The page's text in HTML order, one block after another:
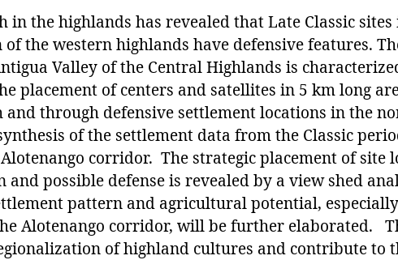
in the highlands has revealed that Late Classic
the western highlands have defensive features.
Valley of the Central Highlands is
placement of centers and satellites in 5 km long
and through defensive settlement locations in the
of the settlement data from the Classic
corridor. The strategic placement of site
and possible defense is revealed by a view shed
pattern and agricultural potential,
Alotenango corridor, will be further elaborated.
of highland cultures and contribute to